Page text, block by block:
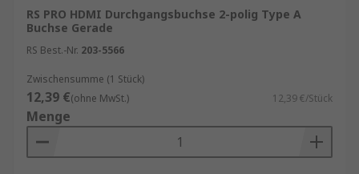
RS PRO HDMI Durchgangsbuchse 2-polig Type A
Buchse Gerade
RS Best.-Nr. 203-5566
Zwischensumme (1 Stück)
12,39 €(ohne MwSt.) 12,39 €/Stück
Menge